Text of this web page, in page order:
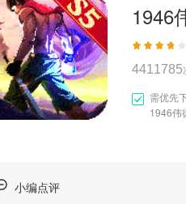
1946
4411785
需优先
1946伟
小编点评